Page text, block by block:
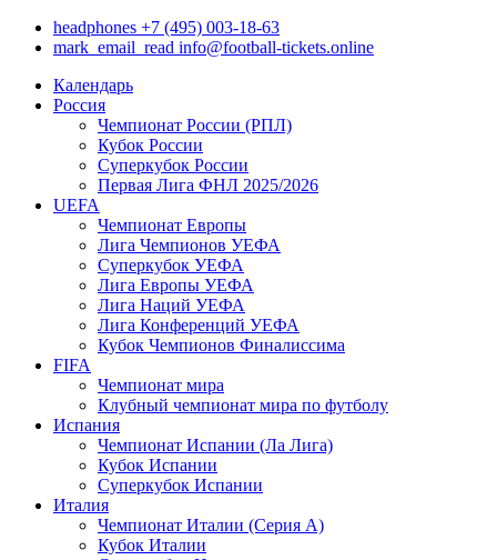
headphones +7 (495) 003-18-63
mark_email_read info@football-tickets.online
Календарь
Россия
Чемпионат России (РПЛ)
Кубок России
Суперкубок России
Первая Лига ФНЛ 2025/2026
UEFA
Чемпионат Европы
Лига Чемпионов УЕФА
Суперкубок УЕФА
Лига Европы УЕФА
Лига Наций УЕФА
Лига Конференций УЕФА
Кубок Чемпионов Финалиссима
FIFA
Чемпионат мира
Клубный чемпионат мира по футболу
Испания
Чемпионат Испании (Ла Лига)
Кубок Испании
Суперкубок Испании
Италия
Чемпионат Италии (Серия А)
Кубок Италии